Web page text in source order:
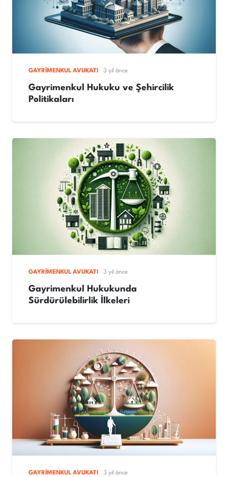
GAYRIMENKUL AVUKATI 3 yıl önce
Gayrimenkul Hukuku ve Şehircilik
Politikaları
GAYRIMENKUL AVUKATI 3 yıl önce
Gayrimenkul Hukukunda
Sürdürülebilirlik İlkeleri
GAYRIMENKUL AVUKATI 3 yıl önce